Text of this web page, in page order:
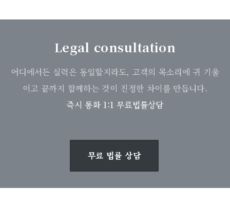
Legal consultation
어디에서든 실력은 동일할지라도, 고객의 목소리에 귀 기울
이고 끝까지 함께하는 것이 진정한 차이를 만듭니다.
즉시 통화 1:1 무료법률상담
무료 법률 상담